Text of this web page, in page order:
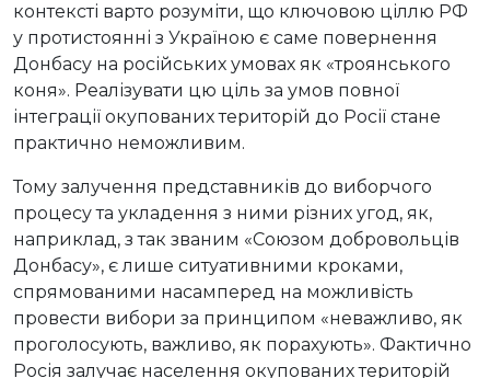
контексті варто розуміти, що ключовою ціллю РФ
у протистоянні з Україною є саме повернення
Донбасу на російських умовах як «троянського
коня». Реалізувати цю ціль за умов повної
інтеграції окупованих територій до Росії стане
практично неможливим.
Тому залучення представників до виборчого
процесу та укладення з ними різних угод, як,
наприклад, з так званим «Союзом добровольців
Донбасу», є лише ситуативними кроками,
спрямованими насамперед на можливість
провести вибори за принципом «неважливо, як
проголосують, важливо, як порахують». Фактично
Росія залучає населення окупованих територій